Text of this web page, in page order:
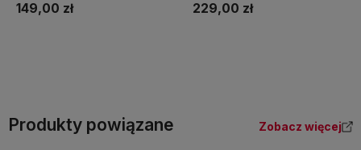
149,00 zł 229,00 zł
Produkty powiązane Zobacz więcej